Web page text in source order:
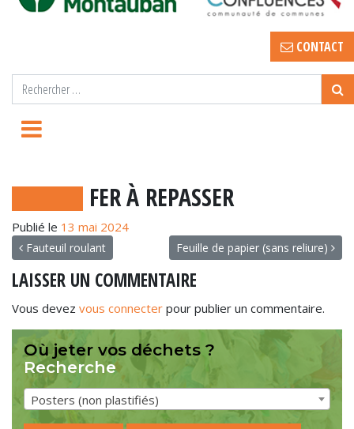
CONTACT
FER À REPASSER
Publié le 13 mai 2024
NAVIGATION
Fauteuil roulant Feuille de papier (sans reliure)
LAISSER UN COMMENTAIRE
Vous devez vous connecter pour publier un commentaire.
Où jeter vos déchets ?
Recherche
Posters (non plastifiés)